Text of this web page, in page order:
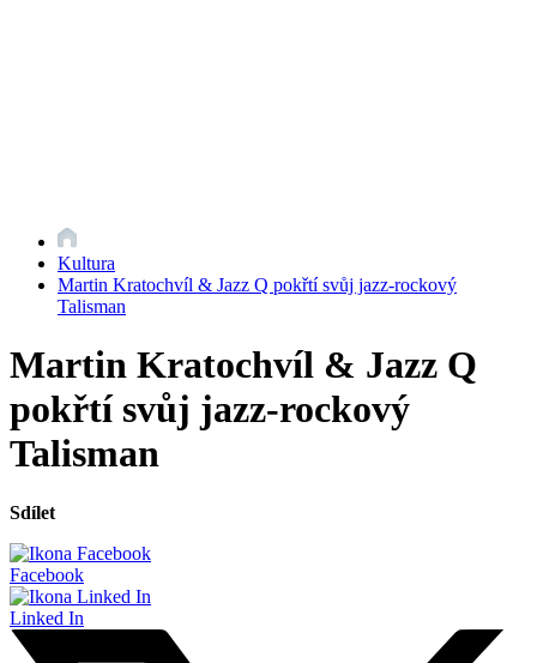
Kultura
Martin Kratochvíl & Jazz Q pokřtí svůj jazz-rockový
Talisman
Martin Kratochvíl & Jazz Q
pokřtí svůj jazz-rockový
Talisman
Sdílet
Facebook
Linked In